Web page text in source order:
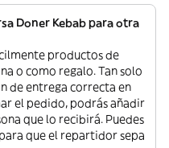
Doner Kebab para otra
productos de
o como regalo. Tan solo
de entrega correcta en
el pedido, podrás añadir
que lo recibirá. Puedes
que el repartidor sepa